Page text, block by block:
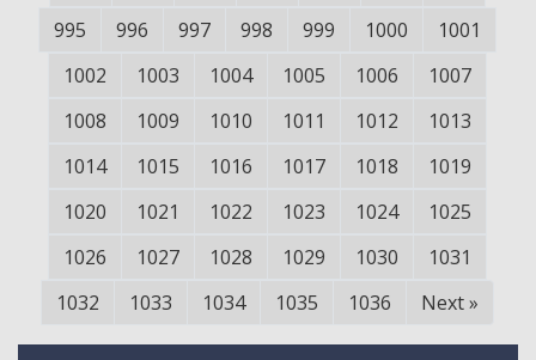
995
996 997 998 999 1000
1001
1002
1003 1004 1005 1006
1007
1008
1009 1010 1011 1012
1013
1014
1015 1016 1017 1018
1019
1020
1021 1022 1023 1024
1025
1026
1027 1028 1029 1030
1031
1032
1033 1034 1035 1036 Next»